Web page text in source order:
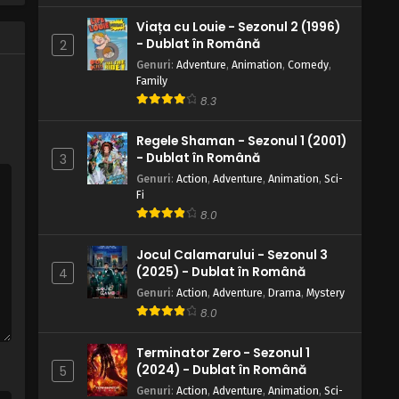
2
Viața cu Louie - Sezonul 2 (1996)
- Dublat în Română
Genuri: Adventure, Animation, Comedy,
Family
8.3
3
Regele Shaman - Sezonul 1 (2001)
- Dublat în Română
Genuri: Action, Adventure, Animation, Sci-
Fi
8.0
4
Jocul Calamarului - Sezonul 3
(2025) - Dublat în Română
Genuri: Action, Adventure, Drama, Mystery
8.0
5
Terminator Zero - Sezonul 1
(2024) - Dublat în Română
Genuri: Action, Adventure, Animation, Sci-